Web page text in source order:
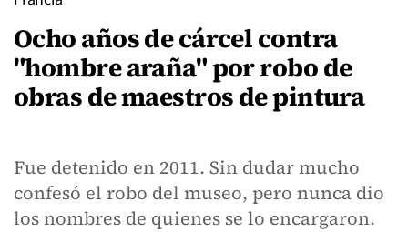
Ocho años de cárcel contra
"hombre araña" por robo de
obras de maestros de pintura
Fue detenido en 2011. Sin dudar mucho
confesó el robo del museo, pero nunca dio
los nombres de quienes se lo encargaron.